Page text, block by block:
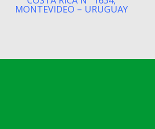
MONTEVIDEO – URUGUAY